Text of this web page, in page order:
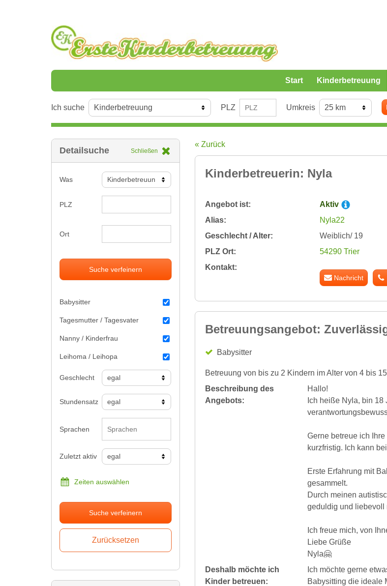
Start Kinderbetreuung
Ich suche PLZ Umkreis
Detailsuche Schließen
Was
PLZ
Ort
Suche verfeinern
Babysitter
Tagesmutter / Tagesvater
Nanny / Kinderfrau
Leihoma / Leihopa
Geschlecht
Stundensatz
Sprachen
Zuletzt aktiv
Zeiten auswählen
Suche verfeinern
« Zurück
Kinderbetreuerin: Nyla
Angebot ist:
Aktiv
Alias:
Nyla22
Geschlecht / Alter:
Weiblich/ 19
PLZ Ort:
54290 Trier
Kontakt:
Nachricht
Betreuungsangebot:
Babysitter
Betreuung von bis zu 2 Kindern im Alter von 4 bis
Beschreibung des
Angebots:
Hallo!
Ich heiße Nyla, bin 18
Gerne betreue ich
kurzfristig. Ich kann
Erste Erfahrung mit
gesammelt.
Durch meinen
geduldig und liebevoll
Ich freue mich, von
Liebe Grüße
Nyla🤗
Deshalb möchte ich
Kinder betreuen:
Ich möchte gerne
Babysitting die ideale